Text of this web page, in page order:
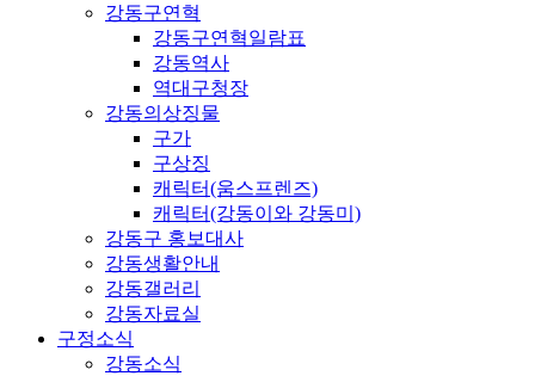
강동구연혁
강동구연혁일람표
강동역사
역대구청장
강동의상징물
구가
구상징
캐릭터(움스프렌즈)
캐릭터(강동이와 강동미)
강동구 홍보대사
강동생활안내
강동갤러리
강동자료실
구정소식
강동소식